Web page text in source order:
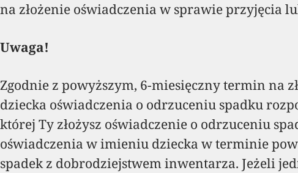
na złożenie oświadczenia w sprawie przyjęcia
Uwaga!
Zgodnie z powyższym, 6-miesięczny termin na
dziecka oświadczenia o odrzuceniu spadku
której Ty złożysz oświadczenie o odrzuceniu
oświadczenia w imieniu dziecka w terminie
spadek z dobrodziejstwem inwentarza. Jeżeli